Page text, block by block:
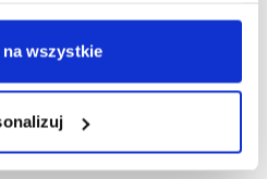
wszystkie
fakturze po uwzględnieniu
Regulaminu,
na podstawie Regulaminu w